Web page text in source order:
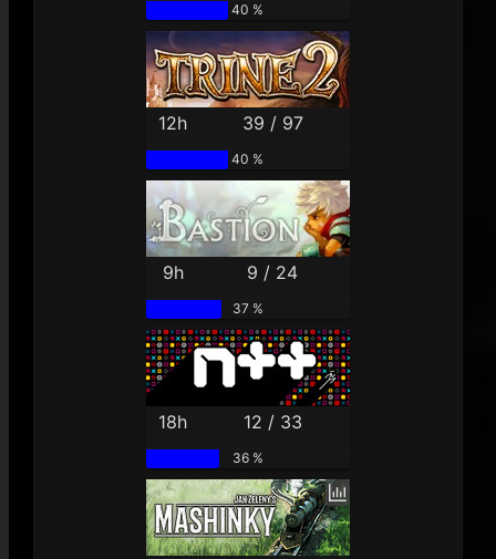
40 %
12h 39 / 97
40 %
9h 9 / 24
37 %
18h 12 / 33
36 %